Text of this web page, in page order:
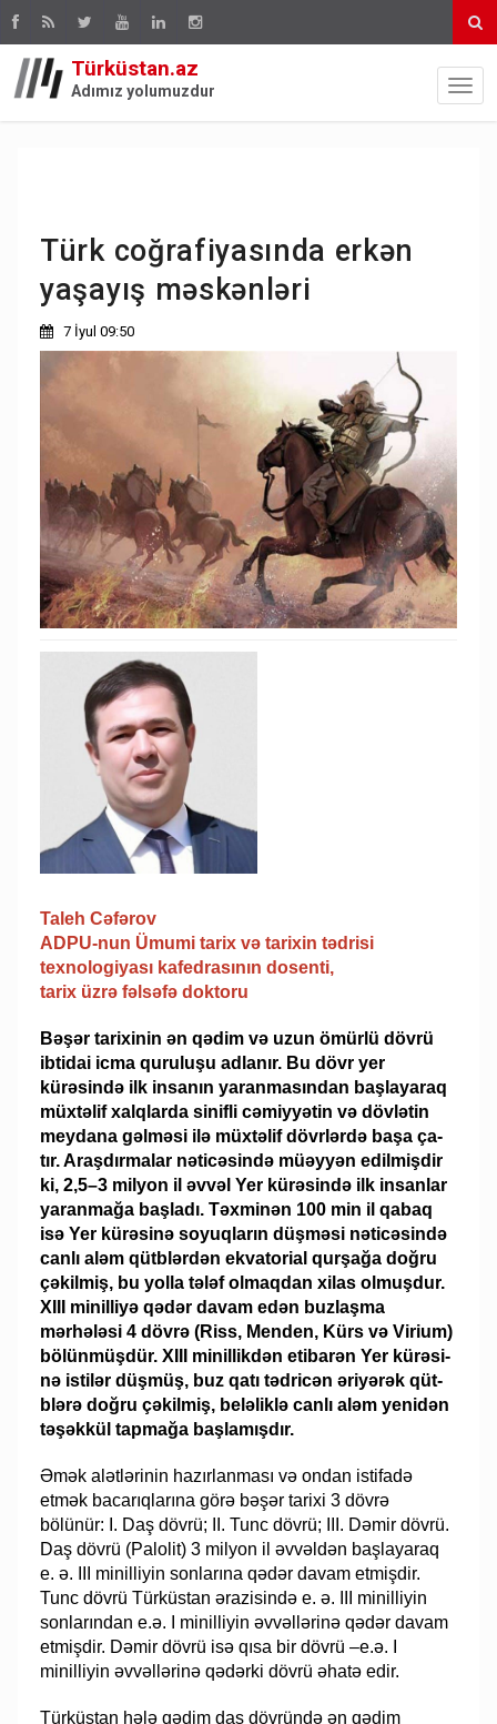
Türküstan.az
Adımız yolumuzdur
Türk coğrafiyasında erkən
yaşayış məskənləri
7 İyul 09:50
Taleh Cəfərov
ADPU-nun Ümumi tarix və tarixin tədrisi
texnologiyası kafedrasının dosenti,
tarix üzrə fəlsəfə doktoru
Bəşər tarixinin ən qədim və uzun ömür­lü dövrü
ibtidai icma quruluşu ad­la­nır. Bu dövr yer
kürəsində ilk in­sa­nın ya­­ran­masından başlayaraq
müxtəlif xalq­la­rda si­­nif­li cəmiyyətin və dövlətin
mey­­dana gəl­məsi ilə müxtəlif dövrlərdə başa ça­
tır. Araş­dır­malar nə­ticə­sində müəyyən edilmişdir
ki, 2,5–3 mil­yon il əvvəl Yer kü­rə­sin­də ilk insanlar
yaranmağa baş­la­dı. Təx­minən 100 min il qabaq
isə Yer kürəsinə so­­yuq­ların düşməsi nəticəsində
can­lı aləm qütblərdən ekva­torial qurşağa doğru
çə­kil­miş, bu yolla tələf ol­maqdan xi­las ol­muşdur.
XIII mi­nilliyə qədər davam edən buzlaşma
mərhələsi 4 dövrə (Riss, Men­den, Kürs və Virium)
bölünmüşdür. XIII mi­nil­likdən etibarən Yer kü­rə­si­
nə is­ti­­lər düşmüş, buz qa­tı tədricən əriyərək qüt­
blə­rə doğru çəkilmiş, be­lə­liklə can­lı aləm yenidən
təşəkkül tapmağa başlamışdır.
Əmək alətlərinin hazırlanması və ondan istifadə
etmək bacarıqlarına görə bə­­şər tarixi 3 dövrə
bölünür: I. Daş dövrü; II. Tunc dövrü; III. Dəmir döv­rü.
Daş dövrü (Palolit) 3 milyon il əvvəldən başlayaraq
e. ə. III minilliyin son­la­rı­na qədər davam etmişdir.
Tunc dövrü Türküstan ərazisində e. ə. III minilliyin
son­la­rından e.ə. I minilliyin əvvəllərinə qədər davam
etmişdir. Dəmir dövrü isə qısa bir döv­rü –e.ə. I
minilliyin əvvəllərinə qədərki dövrü əhatə edir.
Türküstan hələ qədim daş dövründə ən qədim